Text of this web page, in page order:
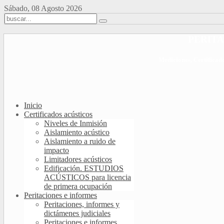
Sábado, 08 Agosto 2026
Inicio
Certificados acústicos
Niveles de Inmisión
Aislamiento acústico
Aislamiento a ruido de
impacto
Limitadores acústicos
Edificación. ESTUDIOS
ACÚSTICOS para licencia
de primera ocupación
Peritaciones e informes
Peritaciones, informes y
dictámenes judiciales
Peritaciones e informes